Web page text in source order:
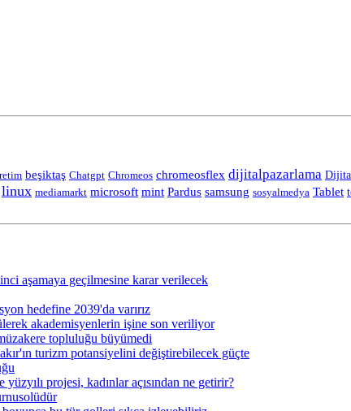
beşiktaş Chatgpt Chromeos chromeosflex dijitalpazarlama
linux mediamarkt microsoft mint Pardus samsung sosyalmedya Tablet
aşamaya geçilmesine karar verilecek
hedefine 2039'da varırız
akademisyenlerin işine son veriliyor
topluluğu büyümedi
turizm potansiyelini değiştirebilecek güçte
projesi, kadınlar açısından ne getirir?